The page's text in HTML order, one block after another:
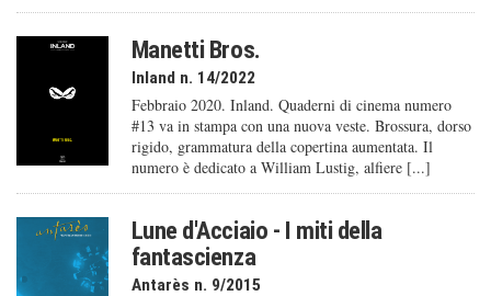
Manetti Bros.
Inland n. 14/2022
Febbraio 2020. Inland. Quaderni di cinema numero
#13 va in stampa con una nuova veste. Brossura, dorso
rigido, grammatura della copertina aumentata. Il
numero è dedicato a William Lustig, alfiere [...]
Lune d'Acciaio - I miti della
fantascienza
Antarès n. 9/2015